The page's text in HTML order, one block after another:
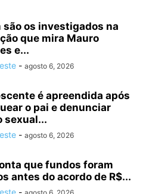
são os investigados na
que mira Mauro
e...
- agosto 6, 2026
é apreendida após
o pai e denunciar
sexual...
- agosto 6, 2026
que fundos foram
antes do acordo de R$...
-